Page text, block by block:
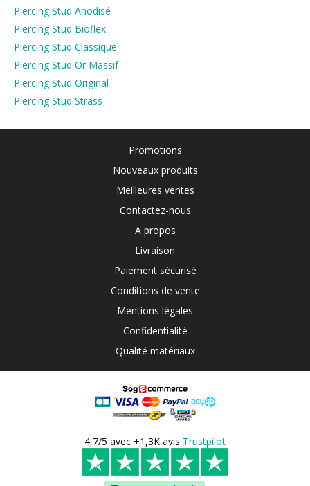
Piercing Stud Anodisé
Piercing Stud Bioflex
Piercing Stud Classique
Piercing Stud Or Massif
Piercing Stud Original
Piercing Stud Strass
Promotions
Nouveaux produits
Meilleures ventes
Contactez-nous
A propos
Livraison
Paiement sécurisé
Conditions de vente
Mentions légales
Confidentialité
Qualité matériaux
4,7/5 avec +1,3K avis Trustpilot